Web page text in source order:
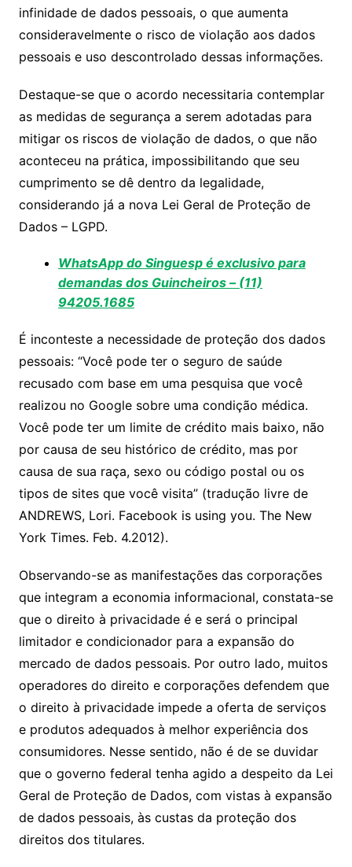
infinidade de dados pessoais, o que aumenta
consideravelmente o risco de violação aos dados
pessoais e uso descontrolado dessas informações.
Destaque-se que o acordo necessitaria contemplar
as medidas de segurança a serem adotadas para
mitigar os riscos de violação de dados, o que não
aconteceu na prática, impossibilitando que seu
cumprimento se dê dentro da legalidade,
considerando já a nova Lei Geral de Proteção de
Dados – LGPD.
WhatsApp do Singuesp é exclusivo para
demandas dos Guincheiros – (11)
94205.1685
É inconteste a necessidade de proteção dos dados
pessoais: “Você pode ter o seguro de saúde
recusado com base em uma pesquisa que você
realizou no Google sobre uma condição médica.
Você pode ter um limite de crédito mais baixo, não
por causa de seu histórico de crédito, mas por
causa de sua raça, sexo ou código postal ou os
tipos de sites que você visita” (tradução livre de
ANDREWS, Lori. Facebook is using you. The New
York Times. Feb. 4.2012).
Observando-se as manifestações das corporações
que integram a economia informacional, constata-se
que o direito à privacidade é e será o principal
limitador e condicionador para a expansão do
mercado de dados pessoais. Por outro lado, muitos
operadores do direito e corporações defendem que
o direito à privacidade impede a oferta de serviços
e produtos adequados à melhor experiência dos
consumidores. Nesse sentido, não é de se duvidar
que o governo federal tenha agido a despeito da Lei
Geral de Proteção de Dados, com vistas à expansão
de dados pessoais, às custas da proteção dos
direitos dos titulares.